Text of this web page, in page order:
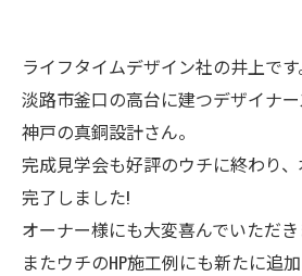
ライフタイムデザイン社の井上です
淡路市釜口の高台に建つデザイナ
神戸の真銅設計さん。
完成見学会も好評のウチに終わり
完了しました!
オーナー様にも大変喜んでいただき
またウチのHP施工例にも新たに追